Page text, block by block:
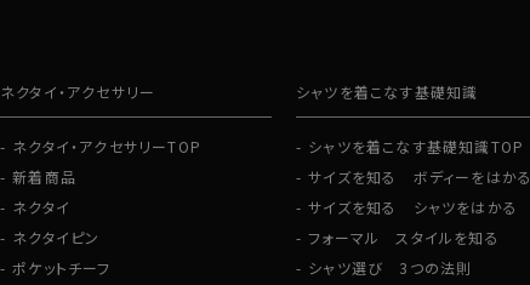
ネクタイ・アクセサリー
ネクタイ・アクセサリーTOP
新着商品
ネクタイ
ネクタイピン
ポケットチーフ
シャツを着こなす基礎知識
シャツを着こなす基礎知識TOP
サイズを知る ボディーをはかる
サイズを知る シャツをはかる
フォーマル スタイルを知る
シャツ選び 3つの法則